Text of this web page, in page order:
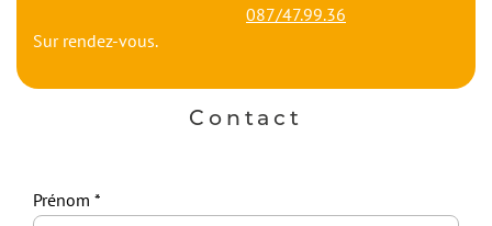
087/47.99.36
Sur rendez-vous.
Contact
Prénom